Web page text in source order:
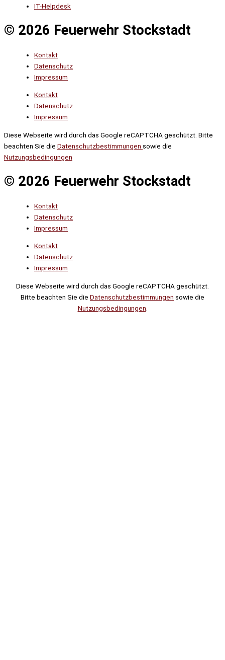
IT-Helpdesk
© 2026 Feuerwehr Stockstadt
Kontakt
Datenschutz
Impressum
Kontakt
Datenschutz
Impressum
Diese Webseite wird durch das Google reCAPTCHA geschützt. Bitte
beachten Sie die Datenschutzbestimmungen sowie die
Nutzungsbedingungen
© 2026 Feuerwehr Stockstadt
Kontakt
Datenschutz
Impressum
Kontakt
Datenschutz
Impressum
Diese Webseite wird durch das Google reCAPTCHA geschützt.
Bitte beachten Sie die Datenschutzbestimmungen sowie die
Nutzungsbedingungen